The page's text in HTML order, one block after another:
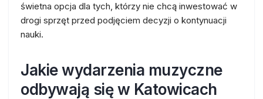
świetna opcja dla tych, którzy nie chcą inwestować w
drogi sprzęt przed podjęciem decyzji o kontynuacji
nauki.
Jakie wydarzenia muzyczne
odbywają się w Katowicach